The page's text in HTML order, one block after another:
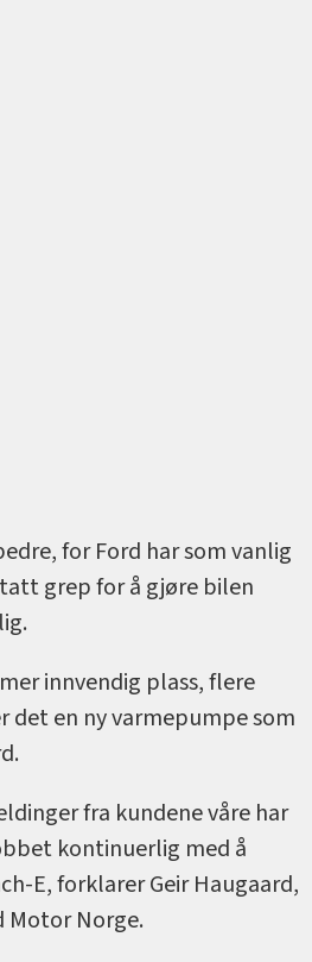
for Ford har som vanlig
grep for å gjøre bilen
innvendig plass, flere
det en ny varmepumpe som
fra kundene våre har
kontinuerlig med å
E, forklarer Geir Haugaard,
Motor Norge.